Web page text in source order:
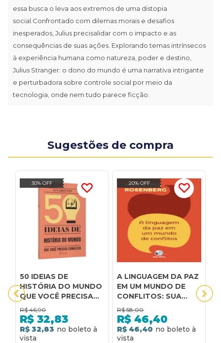
essa busca o leva aos extremos de uma distopia
social.Confrontado com dilemas morais e desafios
inesperados, Julius precisalidar com o impacto e as
consequências de suas ações. Explorando temas intrínsecos
à experiência humana como natureza, poder e destino,
Julius Stranger: o dono do mundo é uma narrativa intrigante
e perturbadora sobre controle social por meio da
tecnologia, onde nem tudo parece ficção.
Sugestões de compra
30% OFF
50 IDEIAS DE
HISTÓRIA DO MUNDO
QUE VOCÊ PRECISA
CONHECER:
CONCEITOS
IMPORTANTES DE
HISTÓRIA DO MUNDO
R$ 46,90
R$ 32,83
R$ 32,83
20% OFF
A LINGUAGEM DA PAZ
EM UM MUNDO DE
CONFLITOS: SUA
PRÓXIMA FALA
MUDARÁ SEU MUNDO
R$ 58,00
R$ 46,40
R$ 46,40